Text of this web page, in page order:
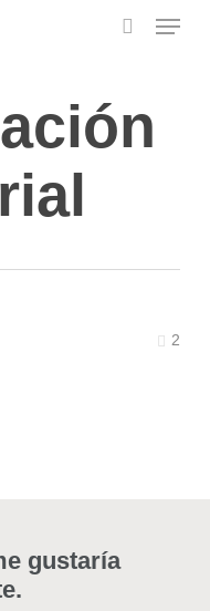
Menu
2
gustaría